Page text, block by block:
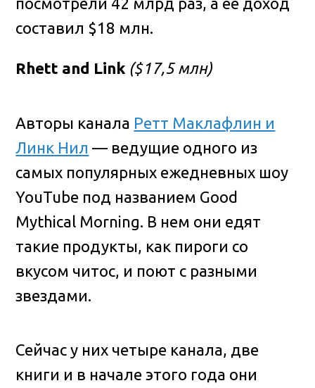
составил $18 млн.
Rhett and Link ($17,5 млн)
Авторы канала Ретт Маклафлин и
Линк Нил — ведущие одного из
самых популярных ежедневных шоу
YouTube под названием Good
Mythical Morning. В нем они едят
такие продукты, как пироги со
вкусом читос, и поют с разными
звездами.
Сейчас у них четыре канала, две
книги и в начале этого года они